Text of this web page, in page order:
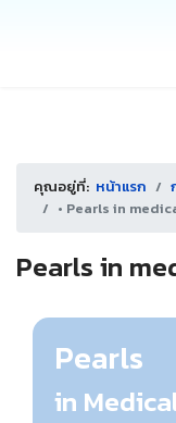
คุณอยู่ที่: หน้าแรก
• Pearls in
Pearls in
Pearls
in